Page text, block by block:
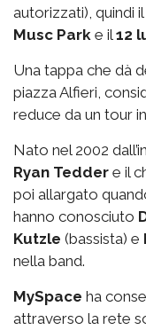
autorizzati), quindi
Musc Park e il 12
Una tappa che dà
piazza Alfieri,
reduce da un tour
Nato nel 2002
Ryan Tedder e il
poi allargato
hanno conosciuto
Kutzle (bassista) e
nella band.
MySpace ha
attraverso la rete